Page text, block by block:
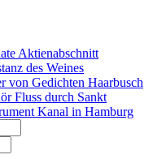
Aktienabschnitt
des Weines
von Gedichten Haarbusch
Fluss durch Sankt
Kanal in Hamburg